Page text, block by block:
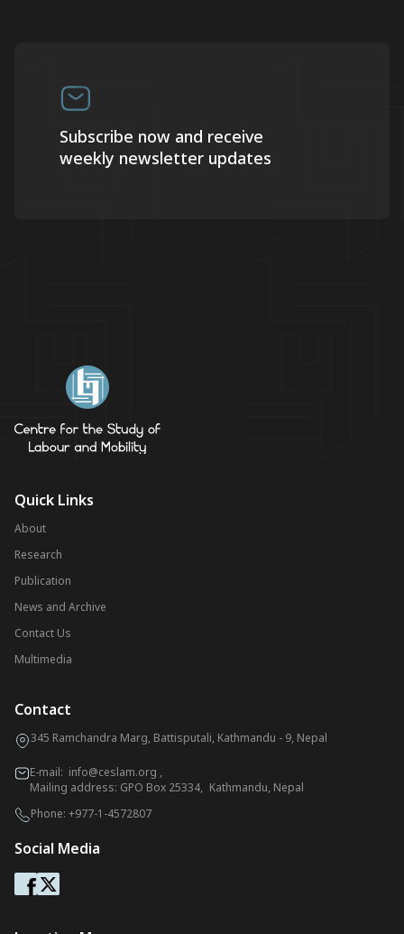
Subscribe now and receive
weekly newsletter updates
Quick Links
About
Research
Publication
News and Archive
Contact Us
Multimedia
Contact
345 Ramchandra Marg, Battisputali, Kathmandu - 9, Nepal
E-mail: info@ceslam.org ,
Mailing address: GPO Box 25334, Kathmandu, Nepal
Phone: +977-1-4572807
Social Media